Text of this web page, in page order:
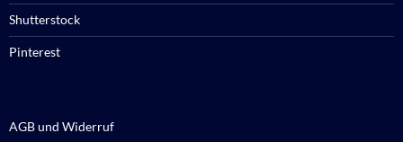
Shutterstock
Pinterest
AGB und Widerruf